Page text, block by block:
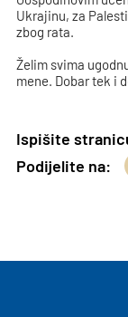
Ukrajinu, za
zbog rata.
Želim svima
mene. Dobar tek i
Ispišite
Podijelite na: